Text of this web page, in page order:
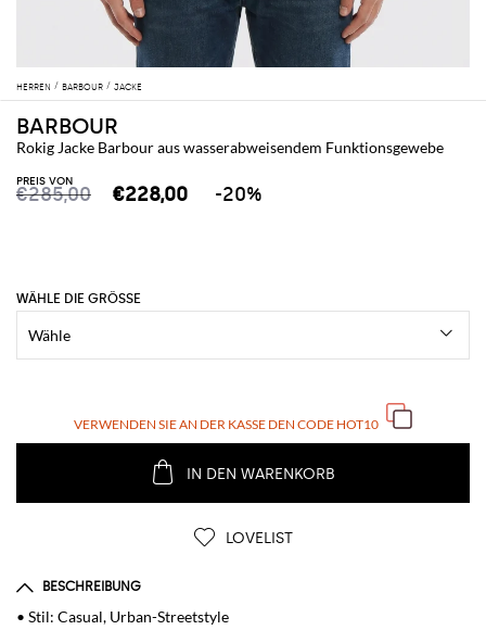
HERREN BARBOUR JACKE
BARBOUR
Rokig Jacke Barbour aus wasserabweisendem Funktionsgewebe
PREIS VON
€285,00 €228,00 -20%
WÄHLE DIE GRÖSSE
VERWENDEN SIE AN DER KASSE DEN CODE HOT10
IN DEN WARENKORB
LOVELIST
BESCHREIBUNG
• Stil: Casual, Urban-Streetstyle